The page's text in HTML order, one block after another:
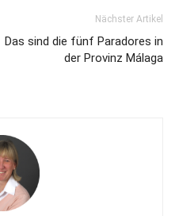
Nächster Artikel
Das sind die fünf Paradores in
der Provinz Málaga